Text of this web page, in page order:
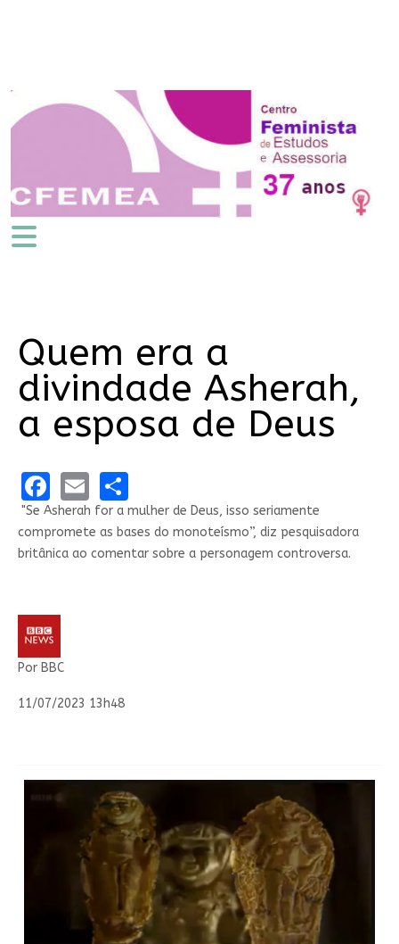
Quem era a
divindade Asherah,
a esposa de Deus
Facebook
EmailShare
"Se Asherah for a mulher de Deus, isso seriamente
compromete as bases do monoteísmo”, diz pesquisadora
britânica ao comentar sobre a personagem controversa.
Por BBC
11/07/2023 13h48